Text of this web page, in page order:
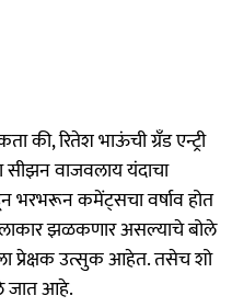
की, रितेश भाऊंची ग्रँड एन्ट्री
सीझन वाजवलाय यंदाचा
भरभरून कमेंट्सचा वर्षाव होत
झळकणार असल्याचे बोले
प्रेक्षक उत्सुक आहेत. तसेच शो
जात आहे.